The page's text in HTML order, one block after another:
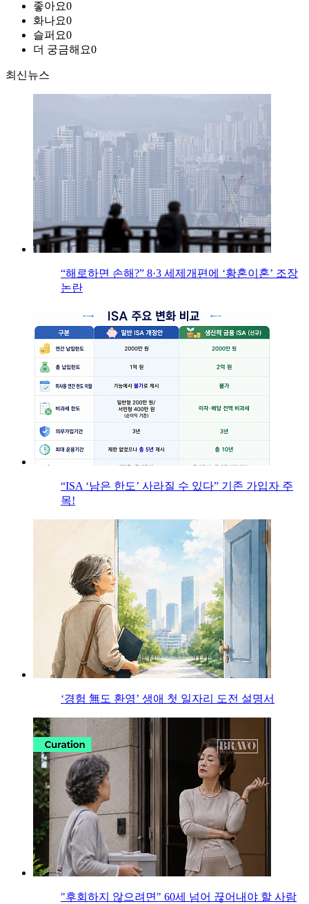
좋아요0
화나요0
슬퍼요0
더 궁금해요0
최신뉴스
“해로하면 손해?” 8·3 세제개편에 ‘황혼이혼’ 조장
논란
“ISA ‘남은 한도’ 사라질 수 있다” 기존 가입자 주
목!
‘경험 無도 환영’ 생애 첫 일자리 도전 설명서
"후회하지 않으려면" 60세 넘어 끊어내야 할 사람